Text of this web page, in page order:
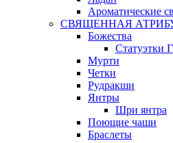
Ароматические
СВЯЩЕННАЯ
Божества
Статуэтки
Мурти
Четки
Рудракши
Янтры
Шри янтра
Поющие чаши
Браслеты